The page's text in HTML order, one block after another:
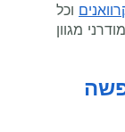
וכל
מגוון